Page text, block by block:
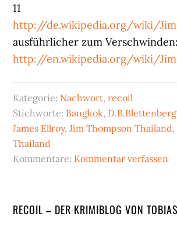
11
http://de.wikipedia.org/wiki/
ausführlicher zum Verschwinden:
http://en.wikipedia.org/wiki/
Kategorie: Nachwort,recoil
Stichworte: Bangkok, D.B.Blettenberg
James Ellroy,Jim Thompson Thailand,
Thailand
Kommentare: Kommentar verfassen
Seitenspalte
RECOIL – DER KRIMIBLOG VON